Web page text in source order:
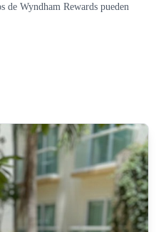
Wyndham Rewards pueden